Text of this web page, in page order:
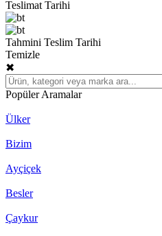
Teslimat Tarihi
Tahmini Teslim Tarihi
Temizle
✖
Popüler Aramalar
Ülker
Bizim
Ayçiçek
Besler
Çaykur